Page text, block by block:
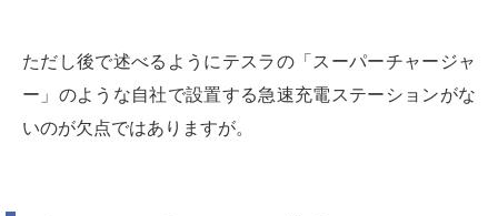
ただし後で述べるようにテスラの「スーパーチャージャ
ー」のような自社で設置する急速充電ステーションがな
いのが欠点ではありますが。